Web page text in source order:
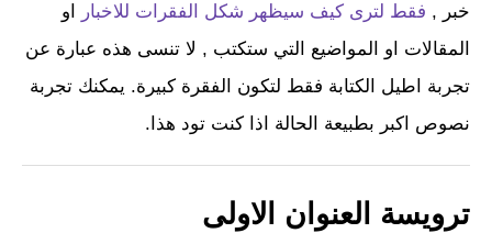
خبر , فقط لترى كيف سيظهر شكل الفقرات للاخبار
او
المقالات او المواضيع التي ستكتب , لا تنسى هذه عبارة عن
تجربة اطيل الكتابة فقط لتكون الفقرة كبيرة. يمكنك تجربة
نصوص اكبر بطبيعة الحالة اذا كنت تود هذا.
ترويسة العنوان الاولى